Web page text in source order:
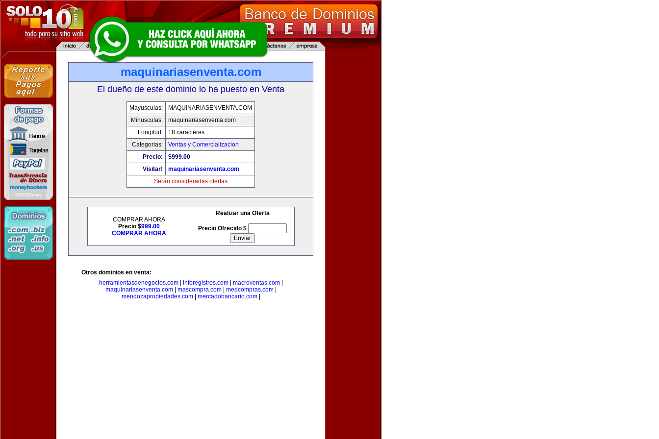
maquinariasenventa.com
El dueño de este dominio lo ha puesto en Venta
Mayusculas:
MAQUINARIASENVENTA.COM
Minusculas:
maquinariasenventa.com
Longitud:
18 caracteres
Categorias:
Ventas y Comercializacion
Precio:
$999.00
Visitar!
maquinariasenventa.com
Serán consideradas ofertas
COMPRAR AHORA
Precio $999.00
COMPRAR AHORA
Realizar una Oferta
Precio Ofrecido $
Otros dominios en venta:
herramientasdenegocios.com| inforegistros.com| macroventas.com|
maquinariasenventa.com| mascompra.com| medcompras.com|
mendozapropiedades.com| mercadobancario.com|